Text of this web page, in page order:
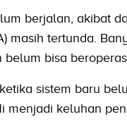
berjalan, akibat
masih tertunda.
bisa
sistem baru
menjadi keluhan